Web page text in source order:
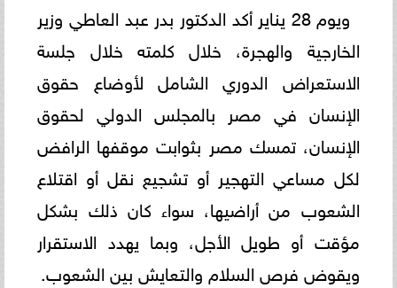
ويوم 28 يناير أكد الدكتور بدر عبد العاطي وزير
الخارجية والهجرة، خلال كلمته خلال جلسة
الاستعراض الدوري الشامل لأوضاع حقوق
الإنسان في مصر بالمجلس الدولي لحقوق
الإنسان، تمسك مصر بثوابت موقفها الرافض
لكل مساعي التهجير أو تشجيع نقل أو اقتلاع
الشعوب من أراضيها، سواء كان ذلك بشكل
مؤقت أو طويل الأجل، وبما يهدد الاستقرار
ويقوض فرص السلام والتعايش بين الشعوب.